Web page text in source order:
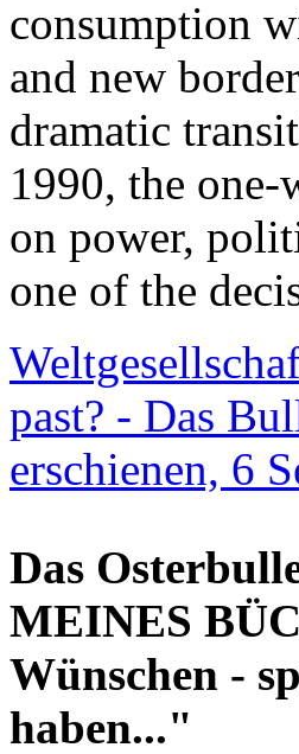
consumption
and new
dramatic
1990, the one-
on power,
one of the
past? - Das
erschienen, 6
Das
MEINES
Wünschen -
haben..."